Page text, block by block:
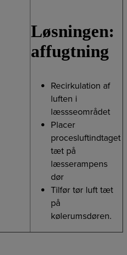
Løsningen:
affugtning
Recirkulation af
luften i
læssseområdet
Placer
procesluftindtaget
tæt på
læsserampens
dør
Tilfør tør luft tæt
på
kølerumsdøren.